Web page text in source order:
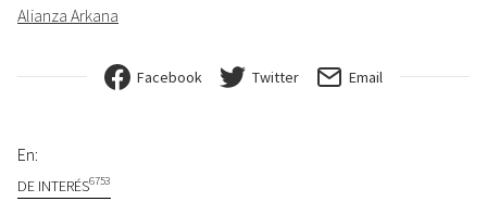
Alianza Arkana
Facebook Twitter Email
En:
DE INTERÉS6753